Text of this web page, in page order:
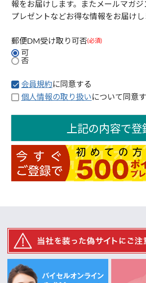
報をお届けします。またメールマガ
プレゼントなどお得な情報をお届けし
郵便DM受け取り可否(必須)
可
否
会員規約に同意する
個人情報の取り扱いについて同意
上記の内容で登